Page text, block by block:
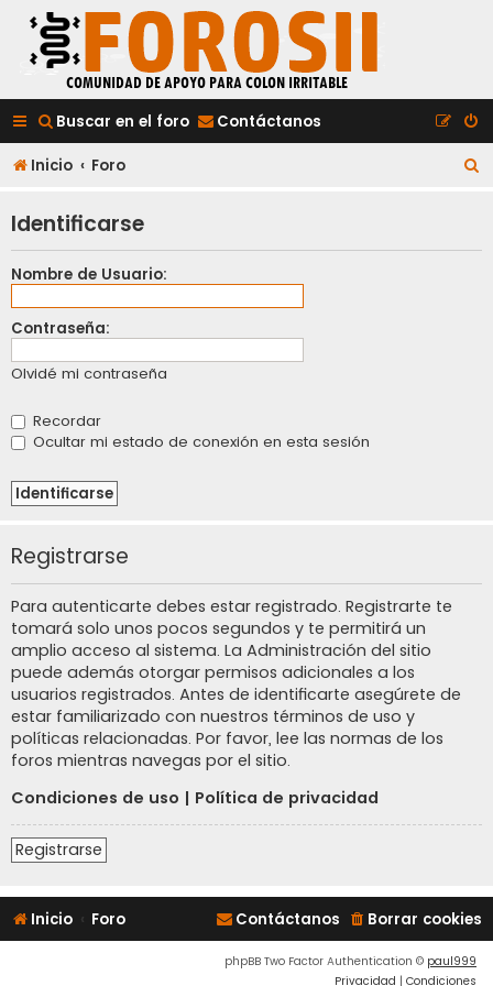
Buscar en el foro Contáctanos
Inicio Foro
Identificarse
Nombre de Usuario:
Contraseña:
Olvidé mi contraseña
Recordar
Ocultar mi estado de conexión en esta sesión
Registrarse
Para autenticarte debes estar registrado. Registrarte te
tomará solo unos pocos segundos y te permitirá un
amplio acceso al sistema. La Administración del sitio
puede además otorgar permisos adicionales a los
usuarios registrados. Antes de identificarte asegúrete de
estar familiarizado con nuestros términos de uso y
políticas relacionadas. Por favor, lee las normas de los
foros mientras navegas por el sitio.
Condiciones de uso | Política de privacidad
Registrarse
Inicio Foro Borrar cookies
Contáctanos
phpBB Two Factor Authentication © paul999
Privacidad | Condiciones